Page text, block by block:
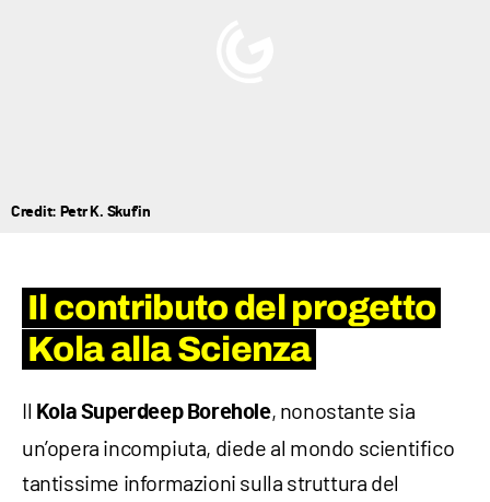
Credit: Petr K. Skuf'in
Il contributo del progetto
Kola alla Scienza
Il Kola Superdeep Borehole, nonostante sia
un’opera incompiuta, diede al mondo scientifico
tantissime informazioni sulla struttura del